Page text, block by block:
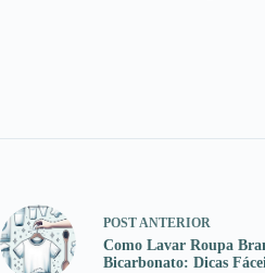
POSTANTERIOR
Como Lavar Roupa
Bicarbonato: Dicas